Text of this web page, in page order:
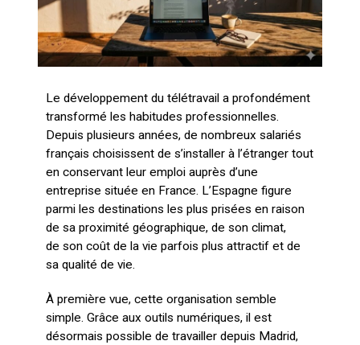
Le développement du télétravail a profondément
transformé les habitudes professionnelles.
Depuis plusieurs années, de nombreux salariés
français choisissent de s’installer à l’étranger tout
en conservant leur emploi auprès d’une
entreprise située en France. L’Espagne figure
parmi les destinations les plus prisées en raison
de sa proximité géographique, de son climat,
de son coût de la vie parfois plus attractif et de
sa qualité de vie.
À première vue, cette organisation semble
simple. Grâce aux outils numériques, il est
désormais possible de travailler depuis Madrid,